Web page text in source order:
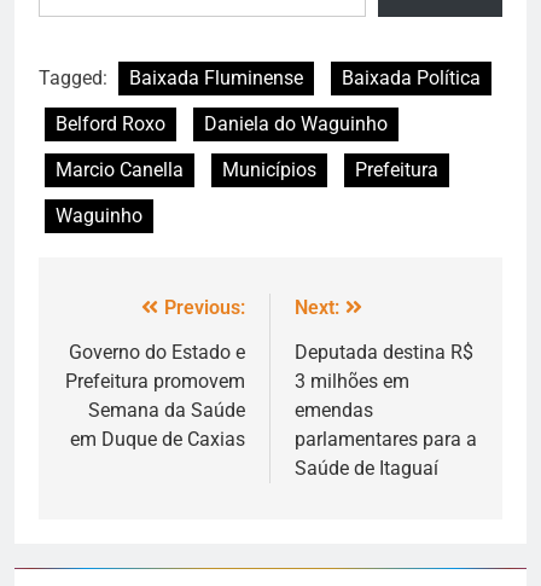
Tagged: Baixada Fluminense
Baixada Política
Belford Roxo
Daniela do Waguinho
Marcio Canella
Municípios
Prefeitura
Waguinho
Previous:
Governo do Estado e
Prefeitura promovem
Semana da Saúde
em Duque de Caxias
Next:
Deputada destina R$
3 milhões em
emendas
parlamentares para a
Saúde de Itaguaí